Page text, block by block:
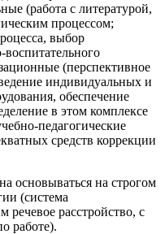
(работа с литературой,
процессом;
выбор
(перспективное
индивидуальных и
обеспечение
в этом комплексе
педагогические
средств коррекции
основываться на строгом
(система
расстройство, с
работе).